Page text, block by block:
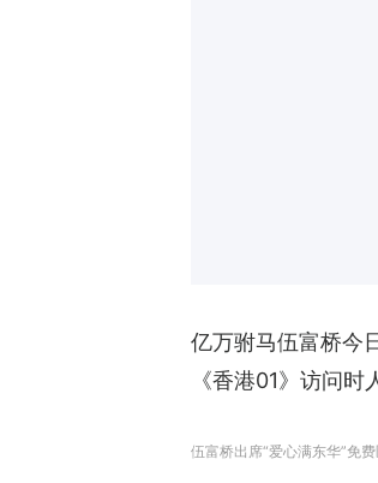
亿万驸马伍富桥今
《香港01》访问
伍富桥出席“爱心满东华”免